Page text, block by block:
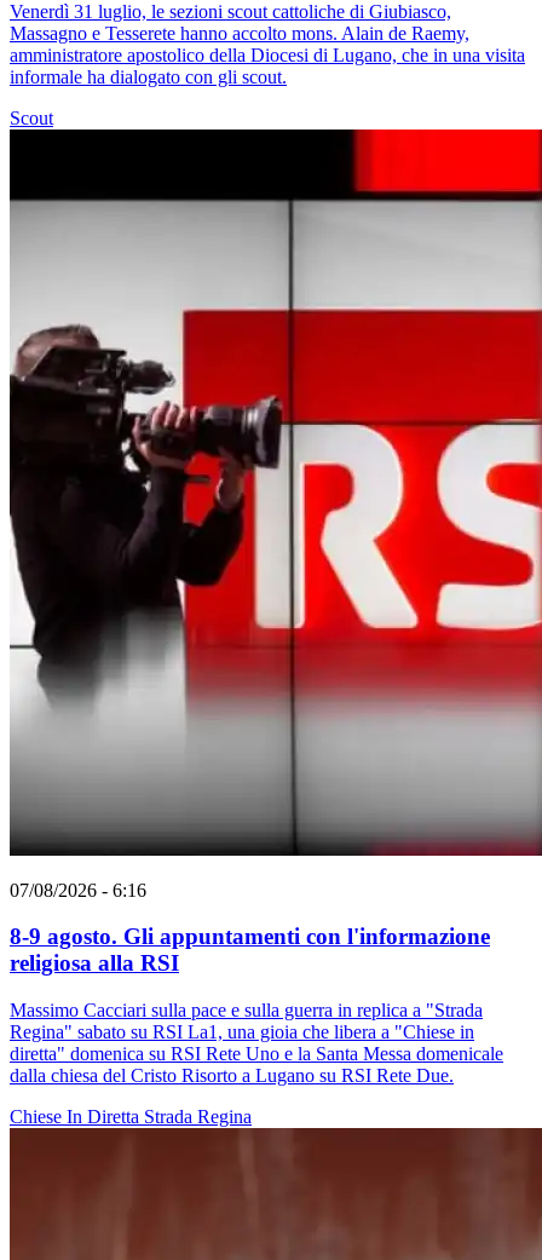
Venerdì 31 luglio, le sezioni scout cattoliche di Giubiasco,
Massagno e Tesserete hanno accolto mons. Alain de Raemy,
amministratore apostolico della Diocesi di Lugano, che in una visita
informale ha dialogato con gli scout.
Scout
07/08/2026 - 6:16
8-9 agosto. Gli appuntamenti con l'informazione
religiosa alla RSI
Massimo Cacciari sulla pace e sulla guerra in replica a "Strada
Regina" sabato su RSI La1, una gioia che libera a "Chiese in
diretta" domenica su RSI Rete Uno e la Santa Messa domenicale
dalla chiesa del Cristo Risorto a Lugano su RSI Rete Due.
Chiese In Diretta Strada Regina